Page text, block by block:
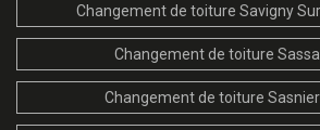
Changement de toiture Savigny
Changement de toiture
Changement de toiture